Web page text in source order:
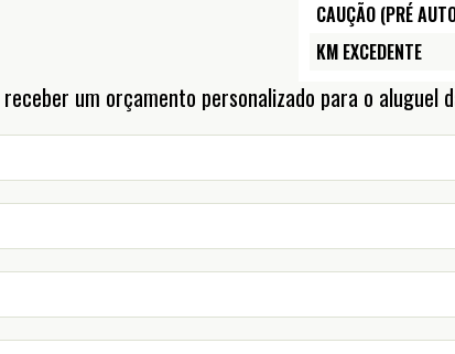
CAUÇÃO (PRÉ
KM EXCEDENTE
um orçamento personalizado para o aluguel